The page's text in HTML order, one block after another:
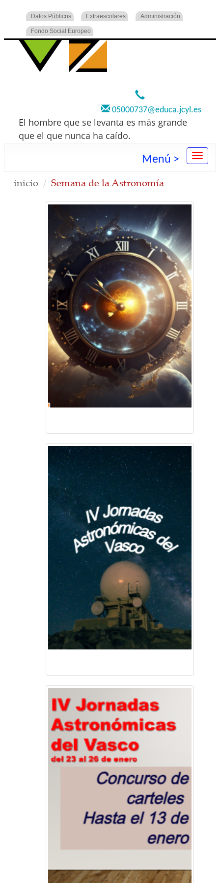
Datos Públicos Extraescolares Administración
Fondo Social Europeo
05000737@educa.jcyl.es
El hombre que se levanta es más grande
que el que nunca ha caído.
Menú >
inicio Semana de la Astronomía